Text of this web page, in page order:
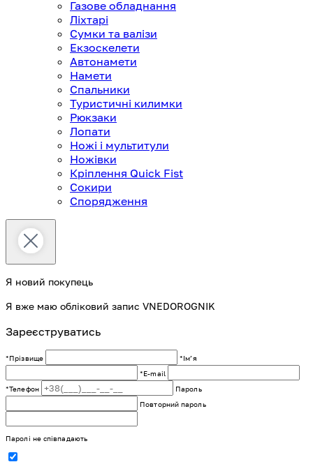
Газове обладнання
Ліхтарі
Сумки та валізи
Екзоскелети
Автонамети
Намети
Спальники
Туристичні килимки
Рюкзаки
Лопати
Ножі і мультитули
Ножівки
Кріплення Quick Fist
Сокири
Спорядження
Я новий покупець
Я вже маю обліковий запис VNEDOROGNIK
Зареєструватись
*Прізвище
*Імʼя
*E-mail
*Телефон
Пароль
Повторний пароль
Паролі не співпадають